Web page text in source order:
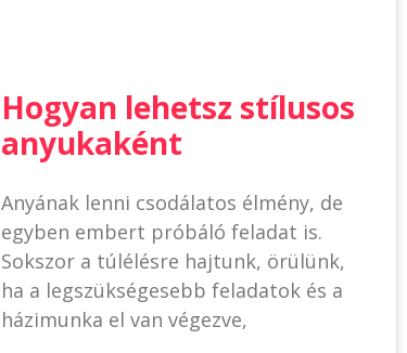
Hogyan lehetsz stílusos
anyukaként
Anyának lenni csodálatos élmény, de
egyben embert próbáló feladat is.
Sokszor a túlélésre hajtunk, örülünk,
ha a legszükségesebb feladatok és a
házimunka el van végezve,